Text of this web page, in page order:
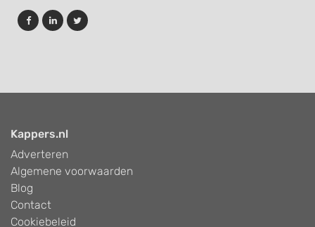
Kappers.nl
Adverteren
Algemene voorwaarden
Blog
Contact
Cookiebeleid